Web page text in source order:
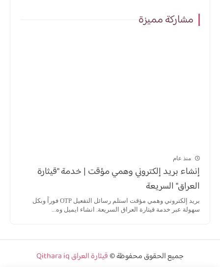
مشاركة مميزة
منذ عام
إنشاء بريد إلكتروني وهمي مؤقت | خدمة "قيثارة
العراق" السريعة
بريد إلكتروني وهمي مؤقت استلم رسائل التفعيل OTP فوراً وبكل
سهولة عبر خدمة قيثارة العراق السريعة. انشاء ايميل وه...
جميع الحقوق محفوظة ©قيثارة العراق Qithara iq